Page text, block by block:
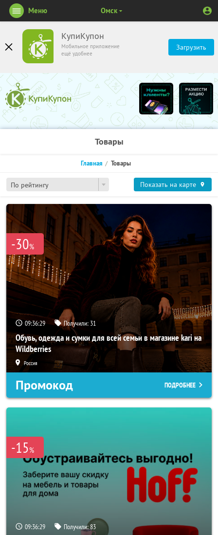
КупиКупон
Мобильное приложение
ещё удобнее
Загрузить
Меню Омск
Товары
По рейтингу
Главная Товары
Показать на карте
-30%
09:36:26 Получили: 31
Обувь, одежда и сумки для всей семьи в магазине kari на
Wildberries
Россия
Промокод ПОДРОБНЕЕ
-15%
09:36:26 Получили:83